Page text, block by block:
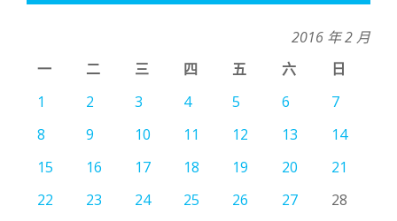
2016 年 2 月
一
二 三 四 五 六
日
1
2 3 4 5 6
7
8
9 10 11 12 13
14
15
16 17 18 19 20
21
22
23 24 25 26 27
28